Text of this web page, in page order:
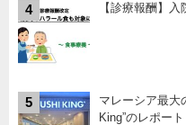
4 【診療報酬】
5
マレーシア最大
King”のレポート